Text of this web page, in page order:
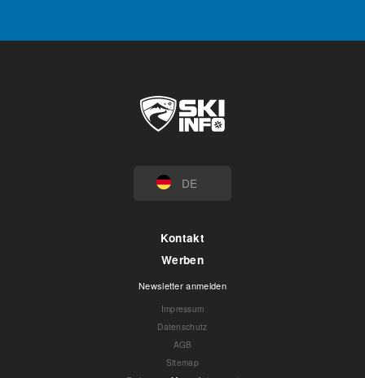
DE
Kontakt
Werben
Newsletter anmelden
Impressum
Datenschutz
AGB
Sitemap